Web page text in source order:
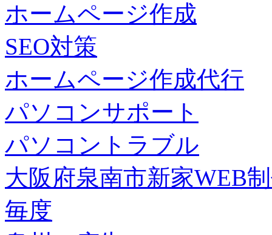
ホームページ作成
SEO対策
ホームページ作成代行
パソコンサポート
パソコントラブル
大阪府泉南市新家WEB
毎度